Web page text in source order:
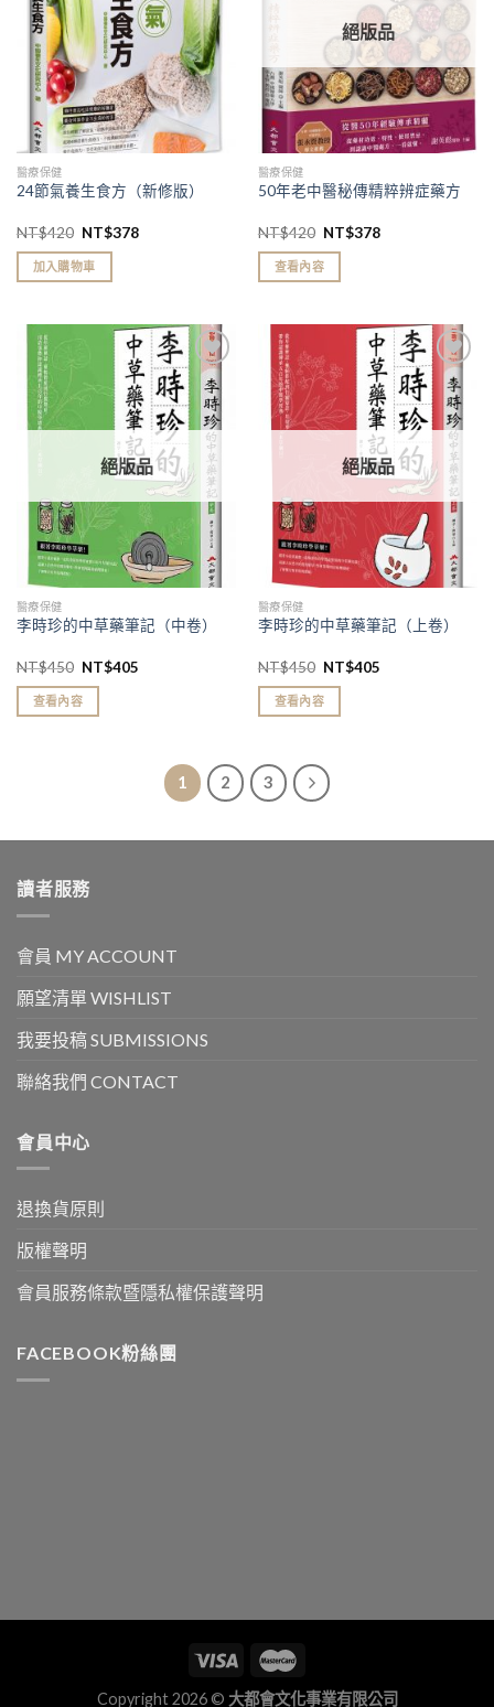
醫療保健
24節氣養生食方（新修版）
NT$420 NT$378
加入購物車
絕版品
醫療保健
50年老中醫秘傳精粹辨症藥方
NT$420 NT$378
查看內容
加入
「願
望清
單」
絕版品
醫療保健
李時珍的中草藥筆記（中卷）
NT$450 NT$405
查看內容
加入
「願
望清
單」
絕版品
醫療保健
李時珍的中草藥筆記（上卷）
NT$450 NT$405
查看內容
1 2 3
讀者服務
會員 MY ACCOUNT
願望清單 WISHLIST
我要投稿 SUBMISSIONS
聯絡我們 CONTACT
會員中心
退換貨原則
版權聲明
會員服務條款暨隱私權保護聲明
FACEBOOK粉絲團
Copyright 2026 © 大都會文化事業有限公司